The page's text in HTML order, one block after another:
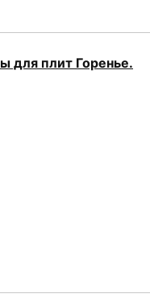
для плит Горенье.